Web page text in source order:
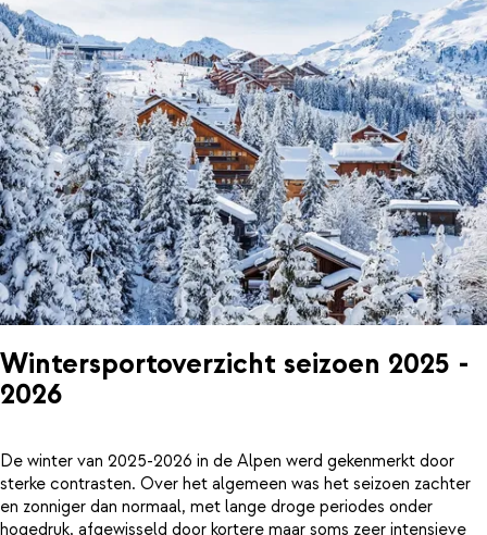
Wintersportoverzicht seizoen 2025 -
2026
De winter van 2025-2026 in de Alpen werd gekenmerkt door
sterke contrasten. Over het algemeen was het seizoen zachter
en zonniger dan normaal, met lange droge periodes onder
hogedruk, afgewisseld door kortere maar soms zeer intensieve